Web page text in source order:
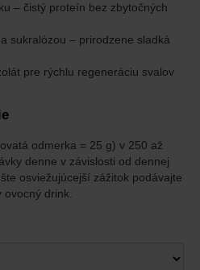
– čistý proteín bez zbytočných
sukralózou – prirodzene sladká
pre rýchlu regeneráciu svalov
odmerka = 25 g) v 250 až
denne v závislosti od dennej
osviežujúcejší zážitok podávajte
drink.